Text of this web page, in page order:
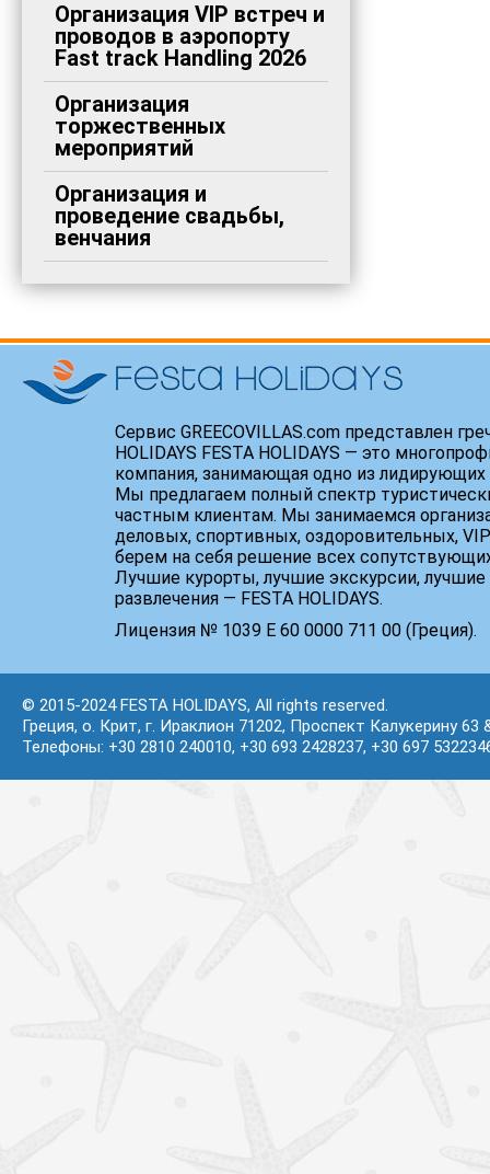
Организация VIP встреч и
проводов в аэропорту
Fast track Handling 2026
Организация
торжественных
мероприятий
Организация и
проведение свадьбы,
венчания
Сервис GREECOVILLAS.com представлен
HOLIDAYS FESTA HOLIDAYS — это
компания, занимающая одно из
Мы предлагаем полный спектр
частным клиентам. Мы занимаемся
деловых, спортивных, оздоровительных,
берем на себя решение всех
Лучшие курорты, лучшие экскурсии, лучшие
развлечения — FESTA HOLIDAYS.
Лицензия № 1039 Е 60 0000 711 00 (Греция).
© 2015-2024 FESTA HOLIDAYS, All rights reserved.
Греция, о. Крит, г. Ираклион 71202, Проспект Калукерину 63
Телефоны: +30 2810 240010, +30 693 2428237, +30 697